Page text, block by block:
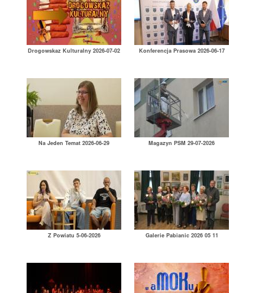
Drogowskaz Kulturalny 2026-07-02 Konferencja Prasowa 2026-06-17
Na Jeden Temat 2026-06-29 Magazyn PSM 29-07-2026
Z Powiatu 5-06-2026 Galerie Pabianic 2026 05 11